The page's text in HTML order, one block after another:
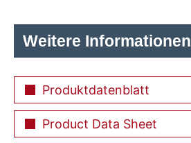
Weitere Informationen
Produktdatenblatt
Product Data Sheet